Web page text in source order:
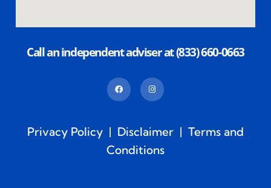
Call an independent adviser at (833) 660-0663
Privacy Policy | Disclaimer | Terms and
Conditions